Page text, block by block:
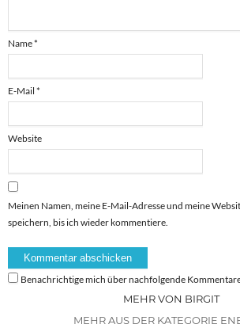
Name*
E-Mail *
Website
Meinen Namen, meine E-Mail-Adresse und meine
speichern, bis ich wieder kommentiere.
Benachrichtige mich über nachfolgende
MEHR VON BIRGIT
MEHR AUS DER KATEGORIE